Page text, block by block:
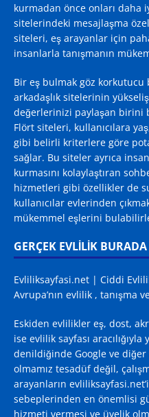
kurmadan önce onları daha
sitelerindeki mesajlaşma
siteleri, eş arayanlar için
insanlarla tanışmanın
Bir eş bulmak göz
arkadaşlık sitelerinin
değerlerinizi paylaşan birini
Flört siteleri, kullanıcılara
gibi belirli kriterlere göre
sağlar. Bu siteler ayrıca
kurmasını kolaylaştıran
hizmetleri gibi özellikler de
kullanıcılar evlerinden
mükemmel eşlerini
GERÇEK EVLİLİK BURADA
Evliliksayfasi.net | Ciddi
Avrupa’nın evlilik , tanışma
Eskiden evlilikler eş, dost,
ise evlilik sayfası
denildiğinde Google ve diğer
olmamız tesadüf değil,
arayanların
sebeplerinden en önemlisi
hizmeti vermesi ve üyelik